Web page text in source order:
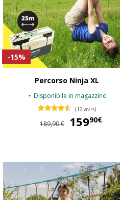
-15%
Percorso Ninja XL
Disponibile in magazzino
(12 avis)
189,90 € 15990€